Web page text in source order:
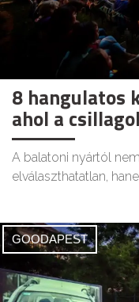
8 hangulatos
ahol a
A balatoni nyártól
elválaszthatatlan,
GOODAPEST